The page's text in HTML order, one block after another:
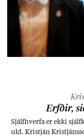
Erfð­ir,
Sjálf­hverfa er ekki
uld. Kristján